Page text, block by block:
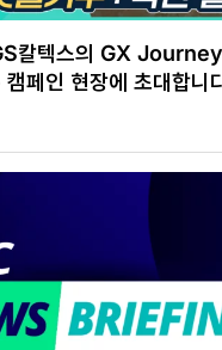
칼텍스의 GX
페인 현장에 초대합니